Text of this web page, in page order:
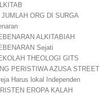
ORG DI SURGA
ALKITABIAH
Sejati
THEOLOGI GITS
PERISTIWA AZUSA STREET
Harus lokal Independen
EROPA KALAH